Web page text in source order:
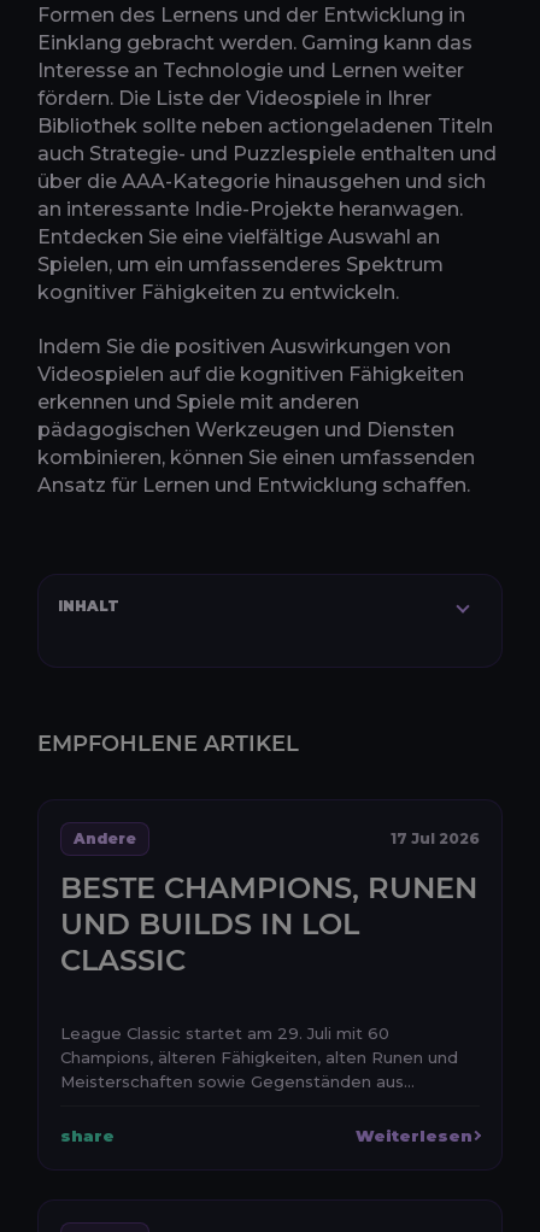
Formen des Lernens und der Entwicklung in
Einklang gebracht werden. Gaming kann das
Interesse an Technologie und Lernen weiter
fördern. Die Liste der Videospiele in Ihrer
Bibliothek sollte neben actiongeladenen Titeln
auch Strategie- und Puzzlespiele enthalten und
über die AAA-Kategorie hinausgehen und sich
an interessante Indie-Projekte heranwagen.
Entdecken Sie eine vielfältige Auswahl an
Spielen, um ein umfassenderes Spektrum
kognitiver Fähigkeiten zu entwickeln.
Indem Sie die positiven Auswirkungen von
Videospielen auf die kognitiven Fähigkeiten
erkennen und Spiele mit anderen
pädagogischen Werkzeugen und Diensten
kombinieren, können Sie einen umfassenden
Ansatz für Lernen und Entwicklung schaffen.
INHALT
EMPFOHLENE ARTIKEL
Andere 17 Jul 2026
BESTE CHAMPIONS, RUNEN
UND BUILDS IN LOL
CLASSIC
League Classic startet am 29. Juli mit 60
Champions, älteren Fähigkeiten, alten Runen und
Meisterschaften sowie Gegenständen aus
share
Weiterlesen